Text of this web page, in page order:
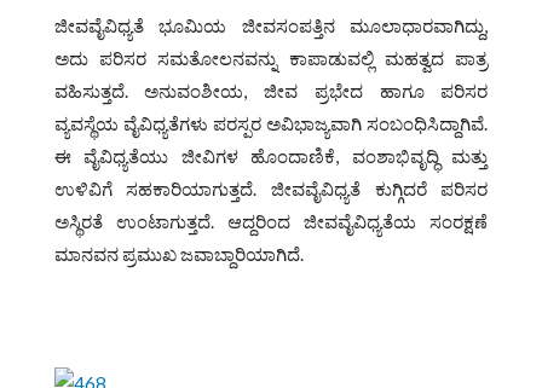
ಜೀವವೈವಿಧ್ಯತೆ ಭೂಮಿಯ ಜೀವಸಂಪತ್ತಿನ ಮೂಲಾಧಾರವಾಗಿದ್ದು,
ಅದು ಪರಿಸರ ಸಮತೋಲನವನ್ನು ಕಾಪಾಡುವಲ್ಲಿ ಮಹತ್ವದ ಪಾತ್ರ
ವಹಿಸುತ್ತದೆ. ಅನುವಂಶೀಯ, ಜೀವ ಪ್ರಭೇದ ಹಾಗೂ ಪರಿಸರ
ವ್ಯವಸ್ಥೆಯ ವೈವಿಧ್ಯತೆಗಳು ಪರಸ್ಪರ ಅವಿಭಾಜ್ಯವಾಗಿ ಸಂಬಂಧಿಸಿದ್ದಾಗಿವೆ.
ಈ ವೈವಿಧ್ಯತೆಯು ಜೀವಿಗಳ ಹೊಂದಾಣಿಕೆ, ವಂಶಾಭಿವೃದ್ಧಿ ಮತ್ತು
ಉಳಿವಿಗೆ ಸಹಕಾರಿಯಾಗುತ್ತದೆ. ಜೀವವೈವಿಧ್ಯತೆ ಕುಗ್ಗಿದರೆ ಪರಿಸರ
ಅಸ್ಥಿರತೆ ಉಂಟಾಗುತ್ತದೆ. ಆದ್ದರಿಂದ ಜೀವವೈವಿಧ್ಯತೆಯ ಸಂರಕ್ಷಣೆ
ಮಾನವನ ಪ್ರಮುಖ ಜವಾಬ್ದಾರಿಯಾಗಿದೆ.